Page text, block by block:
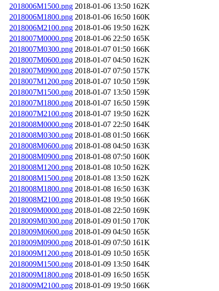
2018006M1500.png 2018-01-06 13:50 162K
2018006M1800.png 2018-01-06 16:50 160K
2018006M2100.png 2018-01-06 19:50 162K
2018007M0000.png 2018-01-06 22:50 165K
2018007M0300.png 2018-01-07 01:50 166K
2018007M0600.png 2018-01-07 04:50 162K
2018007M0900.png 2018-01-07 07:50 157K
2018007M1200.png 2018-01-07 10:50 159K
2018007M1500.png 2018-01-07 13:50 159K
2018007M1800.png 2018-01-07 16:50 159K
2018007M2100.png 2018-01-07 19:50 162K
2018008M0000.png 2018-01-07 22:50 164K
2018008M0300.png 2018-01-08 01:50 166K
2018008M0600.png 2018-01-08 04:50 163K
2018008M0900.png 2018-01-08 07:50 160K
2018008M1200.png 2018-01-08 10:50 162K
2018008M1500.png 2018-01-08 13:50 162K
2018008M1800.png 2018-01-08 16:50 163K
2018008M2100.png 2018-01-08 19:50 166K
2018009M0000.png 2018-01-08 22:50 169K
2018009M0300.png 2018-01-09 01:50 170K
2018009M0600.png 2018-01-09 04:50 165K
2018009M0900.png 2018-01-09 07:50 161K
2018009M1200.png 2018-01-09 10:50 165K
2018009M1500.png 2018-01-09 13:50 164K
2018009M1800.png 2018-01-09 16:50 165K
2018009M2100.png 2018-01-09 19:50 166K